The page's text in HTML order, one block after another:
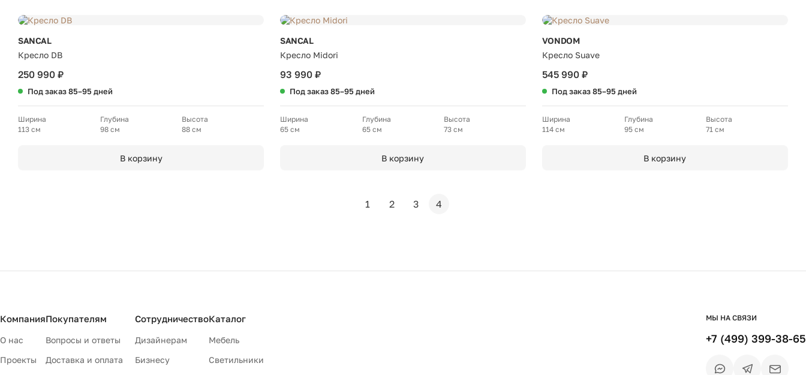
SANCAL
Кресло DB
250 990 ₽
Под заказ 85–95 дней
Ширина
113 см
Глубина
98 см
Высота
88 см
В корзину
SANCAL
Кресло Midori
93 990 ₽
Под заказ 85–95 дней
Ширина
65 см
Глубина
65 см
Высота
73 см
В корзину
VONDOM
Кресло Suave
545 990 ₽
Под заказ 85–95 дней
Ширина
114 см
Глубина
95 см
Высота
71 см
В корзину
1 2 3 4
Компания
О нас
Проекты
Покупателям
Вопросы и ответы
Доставка и оплата
Сотрудничество
Дизайнерам
Бизнесу
Каталог
Мебель
Светильники
МЫ НА СВЯЗИ
+7 (499) 399-38-65